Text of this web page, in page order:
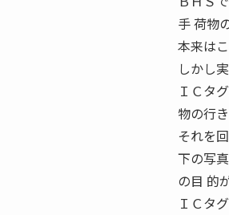
手 荷物
本来は
しかし
ＩＣタ
物の行
それを
下の写
の目 的
ＩＣタ